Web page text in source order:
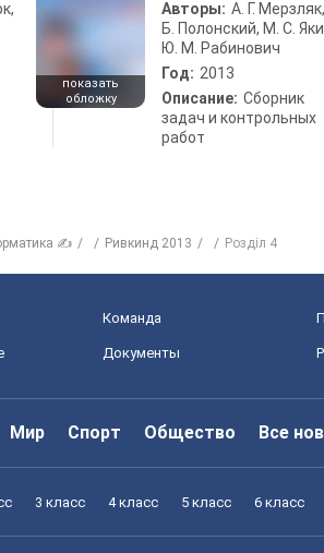
показать
обложку
Авторы: А. Г.
Б. Полонский, М. С.
Ю. М. Рабинович
Год: 2013
Описание: Сборник
задач и контрольных
работ
✍ Ривкинд 2013 Розділ 4
Команда
Документы
Мир Спорт Общество Все
3 класс 4 класс 5 класс 6 класс